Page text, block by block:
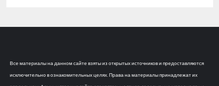
Все материалы на данном сайте взяты из открытых источников и предоставляются
исключительно в ознакомительных целях. Права на материалы принадлежат их